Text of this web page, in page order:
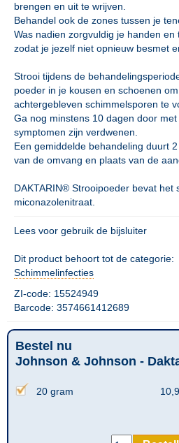
brengen en uit te wrijven.
Behandel ook de zones tussen je
Was nadien zorgvuldig je handen en
zodat je jezelf niet opnieuw besmet
Strooi tijdens de
poeder in je kousen en schoenen
achtergebleven schimmelsporen te
Ga nog minstens 10 dagen door
symptomen zijn verdwenen.
Een gemiddelde behandeling duurt
van de omvang en plaats van de
DAKTARIN® Strooipoeder bevat het
miconazolenitraat.
Lees voor gebruik de bijsluiter
Dit product behoort tot de categorie:
Schimmelinfecties
ZI-code: 15524949
Barcode: 3574661412689
Bestel nu
Johnson & Johnson -
20 gram